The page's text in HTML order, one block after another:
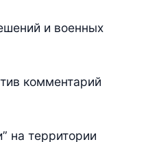
и военных
комментарий
на территории